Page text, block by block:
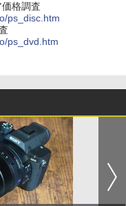
価格調査
ps_disc.htm
ps_dvd.htm